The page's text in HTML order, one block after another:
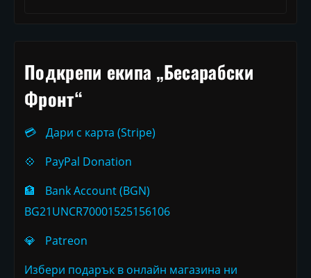
Подкрепи екипа „Бесарабски
Фронт“
💳
Дари с карта (Stripe)
💠
PayPal Donation
🏦
Bank Account (BGN)
BG21UNCR70001525156106
💎
Patreon
Избери подарък в онлайн магазина ни